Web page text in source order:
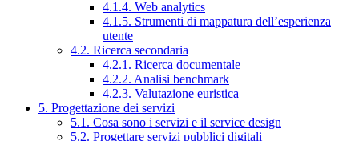
4.1.4. Web analytics
4.1.5. Strumenti di mappatura dell’esperienza
utente
4.2. Ricerca secondaria
4.2.1. Ricerca documentale
4.2.2. Analisi benchmark
4.2.3. Valutazione euristica
5. Progettazione dei servizi
5.1. Cosa sono i servizi e il service design
5.2. Progettare servizi pubblici digitali